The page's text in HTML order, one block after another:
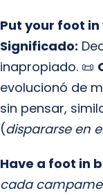
Put your foot
Significado:
inapropiado. 📜
evolucionó de
sin pensar,
(dispararse en
Have a foot in
cada